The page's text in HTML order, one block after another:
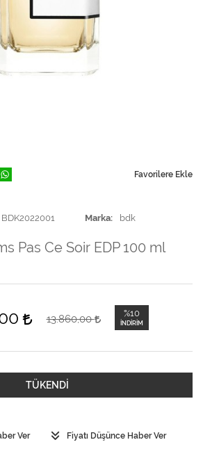
Favorilere Ekle
BDK2022001 Marka bdk
Pas Ce Soir EDP 100 ml
13.860,00 %10
İNDIRIM
TÜKENDİ
Ver Fiyatı Düşünce Haber Ver